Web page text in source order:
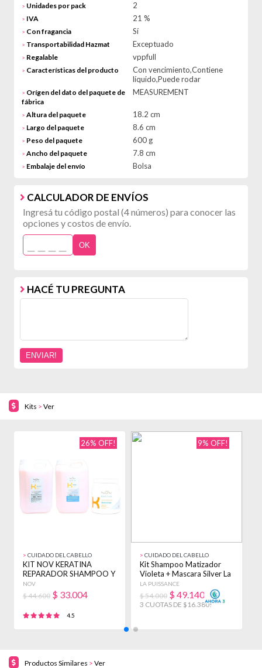
> Unidades por pack 2
> IVA 21 %
> Con fragancia Sí
> Transportabilidad Hazmat Exceptuado
> Regalable vppfull
> Características del producto
Con vencimiento,Contiene
líquido,Puede rodar
> Orígen del dato del paquete de
fábrica
MEASUREMENT
> Altura del paquete 18.2 cm
> Largo del paquete 8.6 cm
> Peso del paquete 600 g
> Ancho del paquete 7.8 cm
> Embalaje del envío Bolsa
CALCULADOR DE ENVÍOS
Ingresá tu código postal (4 números) para conocer las
opciones y costos de envío.
OK
HACÉ TU PREGUNTA
Kits > Ver
26% OFF!
> CUIDADO DEL CABELLO
KIT NOV KERATINA
REPARADOR SHAMPOO Y
ENJUAGUE 3900ML +
BAÑO
NOV
$ 44.600 $ 33.004
4.5
9% OFF!
> CUIDADO DEL CABELLO
Kit Shampoo Matizador
Violeta + Mascara Silver La
Puissance
LA PUISSANCE
$ 54.000 $ 49.140
3 CUOTAS DE $16.380!
Productos Similares > Ver